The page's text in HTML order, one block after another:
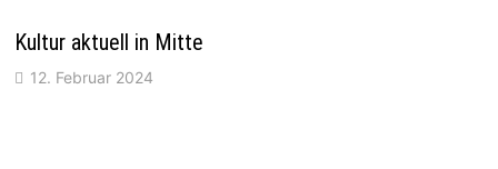
Kultur aktuell in Mitte
12. Februar 2024